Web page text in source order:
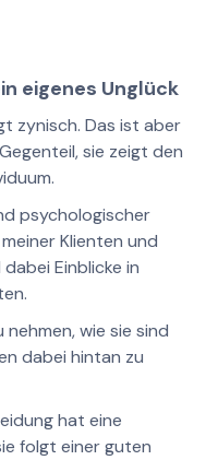
eigenes Unglück
zynisch. Das ist aber
sie zeigt den
psychologischer
Klienten und
Einblicke in
wie sie sind
dabei hintan zu
hat eine
folgt einer guten